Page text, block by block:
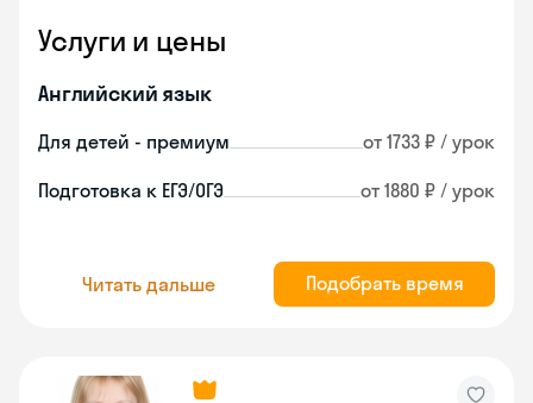
Услуги и цены
Английский язык
Для детей - премиум от 1733 ₽ / урок
Подготовка к ЕГЭ/ОГЭ от 1880 ₽ / урок
Читать дальше Подобрать время